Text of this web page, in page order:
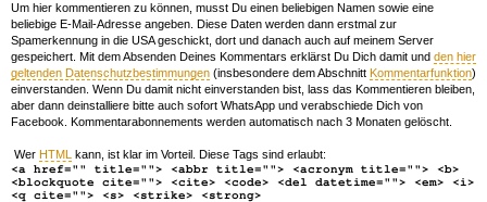
Um hier kommentieren zu können, musst Du einen beliebigen Namen sowie eine
beliebige E-Mail-Adresse angeben. Diese Daten werden dann erstmal zur
Spamerkennung in die USA geschickt, dort und danach auch auf meinem Server
gespeichert. Mit dem Absenden Deines Kommentars erklärst Du Dich damit und den hier
geltenden Datenschutzbestimmungen (insbesondere dem Abschnitt Kommentarfunktion)
einverstanden. Wenn Du damit nicht einverstanden bist, lass das Kommentieren bleiben,
aber dann deinstalliere bitte auch sofort WhatsApp und verabschiede Dich von
Facebook. Kommentarabonnements werden automatisch nach 3 Monaten gelöscht.
Wer HTML kann, ist klar im Vorteil. Diese Tags sind erlaubt:
<a href="" title=""> <abbr title=""> <acronym title=""> <b>
<blockquote cite=""> <cite> <code> <del datetime=""> <em> <i>
<q cite=""> <s> <strike> <strong>